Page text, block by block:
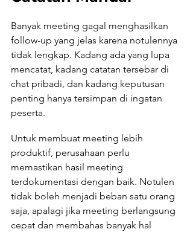
Banyak meeting gagal menghasilkan
follow-up yang jelas karena notulennya
tidak lengkap. Kadang ada yang lupa
mencatat, kadang catatan tersebar di
chat pribadi, dan kadang keputusan
penting hanya tersimpan di ingatan
peserta.
Untuk membuat meeting lebih
produktif, perusahaan perlu
memastikan hasil meeting
terdokumentasi dengan baik. Notulen
tidak boleh menjadi beban satu orang
saja, apalagi jika meeting berlangsung
cepat dan membahas banyak hal